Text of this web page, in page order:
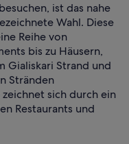
ist das nahe
Wahl. Diese
Reihe von
bis zu Häusern,
Gialiskari Strand und
Stränden
sich durch ein
Restaurants und